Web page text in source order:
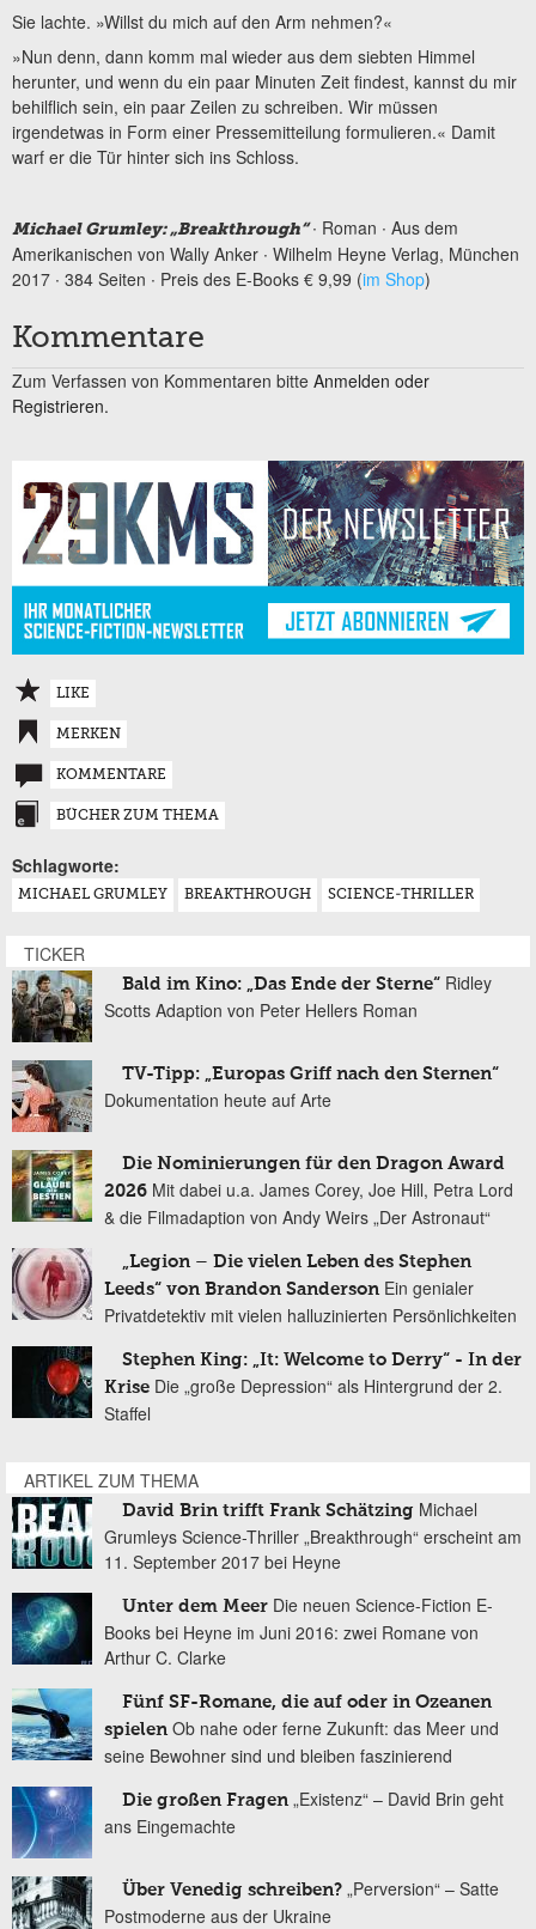
Sie lachte. »Willst du mich auf den Arm nehmen?«
»Nun denn, dann komm mal wieder aus dem siebten Himmel
herunter, und wenn du ein paar Minuten Zeit findest, kannst du mir
behilflich sein, ein paar Zeilen zu schreiben. Wir müssen
irgendetwas in Form einer Pressemitteilung formulieren.« Damit
warf er die Tür hinter sich ins Schloss.
Michael Grumley: „Breakthrough“∙ Roman ∙ Aus dem
Amerikanischen von Wally Anker ∙ Wilhelm Heyne Verlag, München
2017 ∙ 384 Seiten ∙ Preis des E-Books € 9,99 (im Shop)
Kommentare
Zum Verfassen von Kommentaren bitte Anmelden oder
Registrieren.
LIKE
MERKEN
KOMMENTARE
BÜCHER ZUM THEMA
Schlagworte:
MICHAEL GRUMLEY BREAKTHROUGH SCIENCE-THRILLER
TICKER
Bald im Kino: „Das Ende der Sterne“ Ridley
Scotts Adaption von Peter Hellers Roman
TV-Tipp: „Europas Griff nach den Sternen“
Dokumentation heute auf Arte
Die Nominierungen für den Dragon Award
2026 Mit dabei u.a. James Corey, Joe Hill, Petra Lord
& die Filmadaption von Andy Weirs „Der Astronaut“
„Legion – Die vielen Leben des Stephen
Leeds“ von Brandon Sanderson Ein genialer
Privatdetektiv mit vielen halluzinierten Persönlichkeiten
Stephen King: „It: Welcome to Derry“ - In der
Krise Die „große Depression“ als Hintergrund der 2.
Staffel
ARTIKEL ZUM THEMA
David Brin trifft Frank Schätzing Michael
Grumleys Science-Thriller „Breakthrough“ erscheint am
11. September 2017 bei Heyne
Unter dem Meer Die neuen Science-Fiction E-
Books bei Heyne im Juni 2016: zwei Romane von
Arthur C. Clarke
Fünf SF-Romane, die auf oder in Ozeanen
spielen Ob nahe oder ferne Zukunft: das Meer und
seine Bewohner sind und bleiben faszinierend
Die großen Fragen „Existenz“ – David Brin geht
ans Eingemachte
Über Venedig schreiben? „Perversion“ – Satte
Postmoderne aus der Ukraine